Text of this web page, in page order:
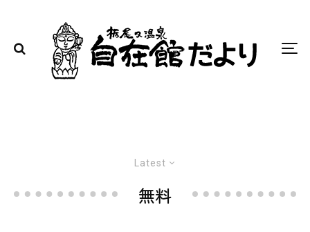
Latest
無料